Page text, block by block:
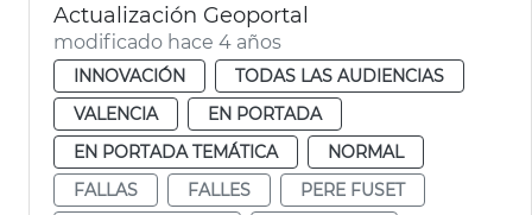
Actualización Geoportal
modificado hace 4 años
INNOVACIÓN
TODAS LAS AUDIENCIAS
VALENCIA
EN PORTADA
EN PORTADA TEMÁTICA
NORMAL
FALLAS
FALLES
PERE FUSET